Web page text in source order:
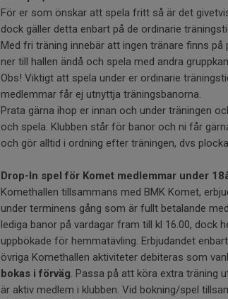
För er som önskar att spela fritt så är det
dock gäller detta enbart på de ordinarie
Med fri träning innebär att ingen tränare finns
ner till hallen ändå och spela med andra
Obs! Viktigt att spela under er ordinarie
medlemmar får ej utnyttja träningsbanorna.
Prata gärna ihop er innan och under träningen
och spela. Klubben står för banor och ni får
och gör alltid i ordning efter träningen, dvs
Drop-In spel för Komet medlemmar under
Komethallen tillsammans med BMK Komet,
under terminens gång som är fullt betalande
lediga banor på vardagar fram till kl 16.00, dock
uppbökade för hemmatävling. Erbjudandet
övriga Komethallen aktiviteter debiteras som
bokas i förväg. Passa på att köra extra träning
är aktiv medlem i klubben. Vid bokning/spel